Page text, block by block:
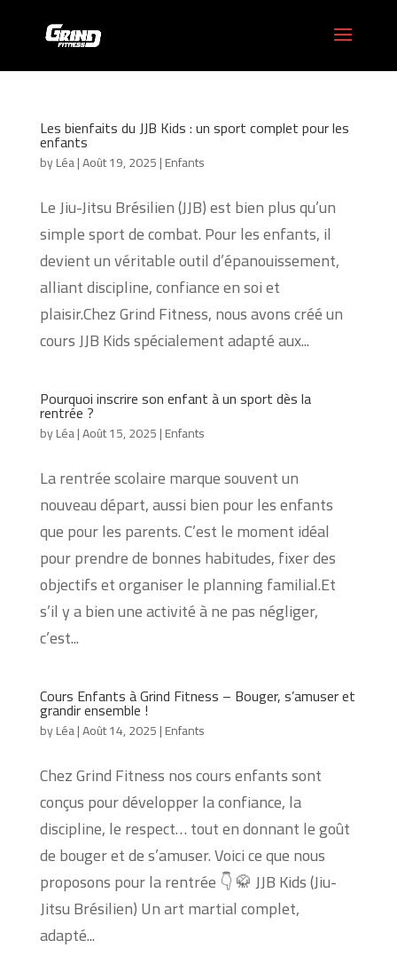
Les bienfaits du JJB Kids : un sport complet pour les
enfants
byLéa|Août 19, 2025|Enfants
Le Jiu-Jitsu Brésilien (JJB) est bien plus qu’un
simple sport de combat. Pour les enfants, il
devient un véritable outil d’épanouissement,
alliant discipline, confiance en soi et
plaisir.Chez Grind Fitness, nous avons créé un
cours JJB Kids spécialement adapté aux...
Pourquoi inscrire son enfant à un sport dès la
rentrée ?
byLéa|Août 15, 2025|Enfants
La rentrée scolaire marque souvent un
nouveau départ, aussi bien pour les enfants
que pour les parents. C’est le moment idéal
pour prendre de bonnes habitudes, fixer des
objectifs et organiser le planning familial.Et
s’il y a bien une activité à ne pas négliger,
c’est...
Cours Enfants à Grind Fitness – Bouger, s’amuser et
grandir ensemble !
byLéa|Août 14, 2025|Enfants
Chez Grind Fitness nos cours enfants sont
conçus pour développer la confiance, la
discipline, le respect… tout en donnant le goût
de bouger et de s’amuser. Voici ce que nous
proposons pour la rentrée 👇 🥋 JJB Kids (Jiu-
Jitsu Brésilien) Un art martial complet,
adapté...